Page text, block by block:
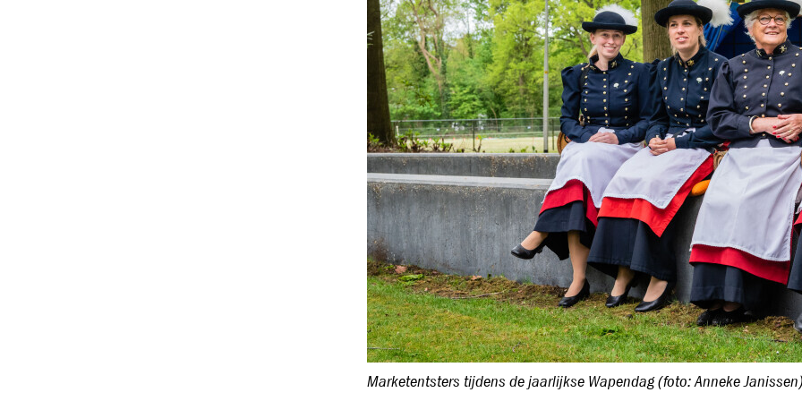
Marketentsters tijdens de jaarlijkse Wapendag (foto: Anneke